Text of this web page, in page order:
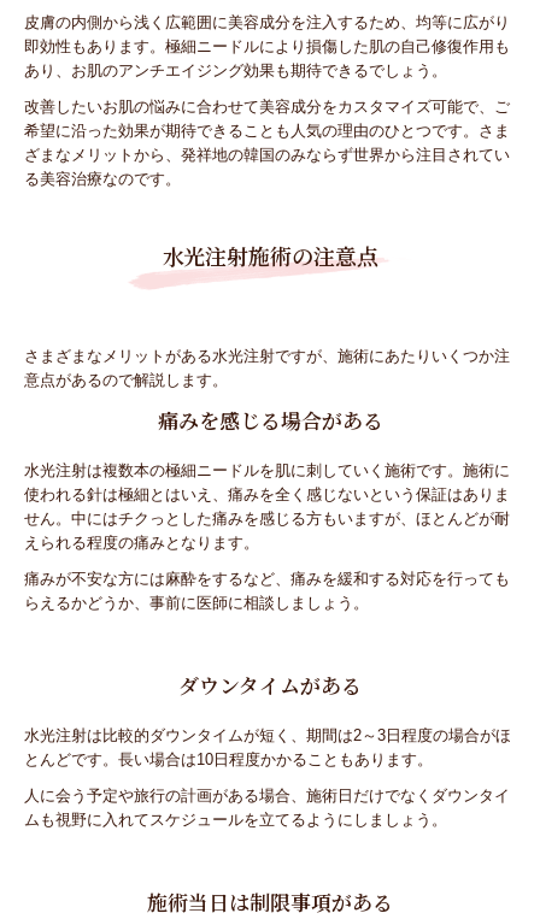
皮膚の内側から浅く広範囲に美容成分を注入するため、均等に広がり
即効性もあります。極細ニードルにより損傷した肌の自己修復作用も
あり、お肌のアンチエイジング効果も期待できるでしょう。
改善したいお肌の悩みに合わせて美容成分をカスタマイズ可能で、ご
希望に沿った効果が期待できることも人気の理由のひとつです。さま
ざまなメリットから、発祥地の韓国のみならず世界から注目されてい
る美容治療なのです。
水光注射施術の注意点
さまざまなメリットがある水光注射ですが、施術にあたりいくつか注
意点があるので解説します。
痛みを感じる場合がある
水光注射は複数本の極細ニードルを肌に刺していく施術です。施術に
使われる針は極細とはいえ、痛みを全く感じないという保証はありま
せん。中にはチクっとした痛みを感じる方もいますが、ほとんどが耐
えられる程度の痛みとなります。
痛みが不安な方には麻酔をするなど、痛みを緩和する対応を行っても
らえるかどうか、事前に医師に相談しましょう。
ダウンタイムがある
水光注射は比較的ダウンタイムが短く、期間は2～3日程度の場合がほ
とんどです。長い場合は10日程度かかることもあります。
人に会う予定や旅行の計画がある場合、施術日だけでなくダウンタイ
ムも視野に入れてスケジュールを立てるようにしましょう。
施術当日は制限事項がある